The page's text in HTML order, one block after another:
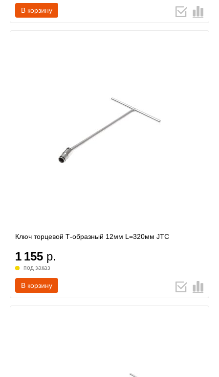
В корзину
Ключ торцевой Т-образный 12мм L=320мм JTC
1 155 р.
под заказ
В корзину